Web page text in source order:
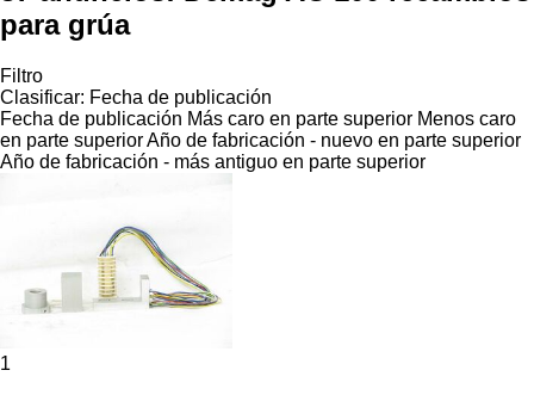
para grúa
Filtro
Clasificar: Fecha de publicación
Fecha de publicación Más caro en parte superior Menos caro
en parte superiorAño de fabricación - nuevo en parte superior
Año de fabricación - más antiguo en parte superior
1